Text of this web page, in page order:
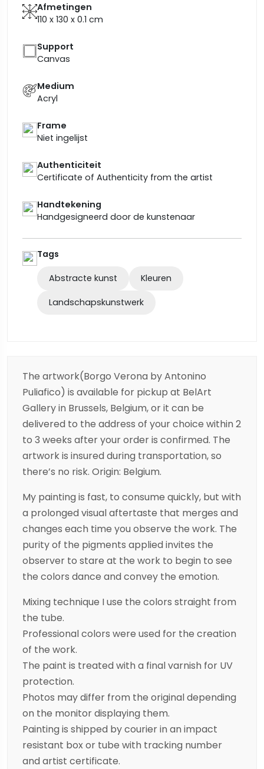
Afmetingen
110 x 130 x 0.1 cm
Support
Canvas
Medium
Acryl
Frame
Niet ingelijst
Authenticiteit
Certificate of Authenticity from the artist
Handtekening
Handgesigneerd door de kunstenaar
Tags
Abstracte kunst Kleuren
Landschapskunstwerk
The artwork(Borgo Verona by Antonino
Puliafico) is available for pickup at BelArt
Gallery in Brussels, Belgium, or it can be
delivered to the address of your choice within 2
to 3 weeks after your order is confirmed. The
artwork is insured during transportation, so
there’s no risk. Origin: Belgium.
My painting is fast, to consume quickly, but with
a prolonged visual aftertaste that merges and
changes each time you observe the work. The
purity of the pigments applied invites the
observer to stare at the work to begin to see
the colors dance and convey the emotion.
Mixing technique I use the colors straight from
the tube.
Professional colors were used for the creation
of the work.
The paint is treated with a final varnish for UV
protection.
Photos may differ from the original depending
on the monitor displaying them.
Painting is shipped by courier in an impact
resistant box or tube with tracking number
and artist certificate.